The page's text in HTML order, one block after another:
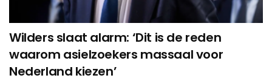
Wilders slaat alarm: ‘Dit is de reden
waarom asielzoekers massaal voor
Nederland kiezen’